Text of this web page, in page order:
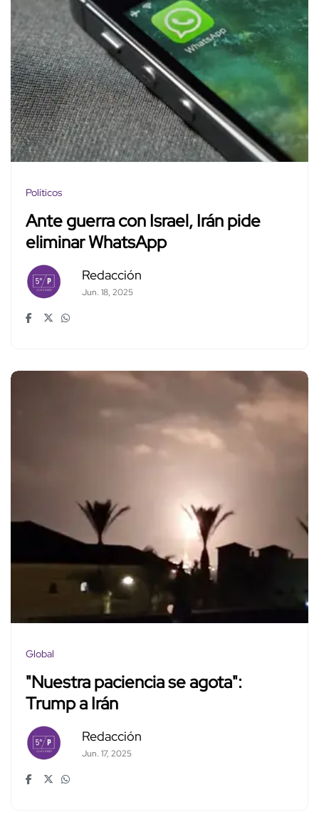
Políticos
Ante guerra con Israel, Irán pide
eliminar WhatsApp
Redacción
Jun. 18, 2025
Global
"Nuestra paciencia se agota":
Trump a Irán
Redacción
Jun. 17, 2025